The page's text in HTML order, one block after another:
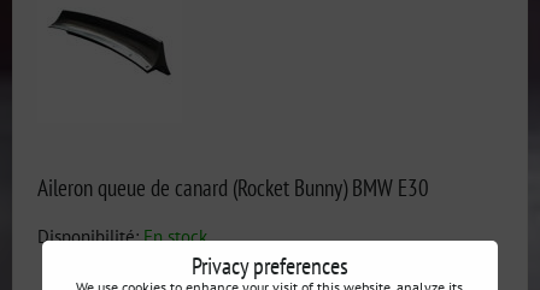
Aileron queue de canard (Rocket Bunny) BMW E30
Disponibilité:En stock
Privacy preferences
We use cookies to enhance your visit of this website, analyze its